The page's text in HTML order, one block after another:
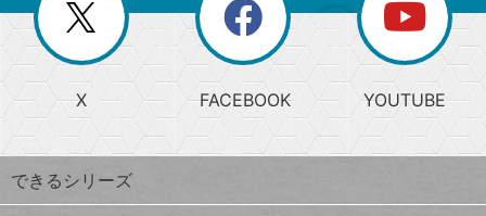
じ
る
search
検
索
上
昇
ワ
ー
ド
閉
じ
る
ー
か
ら
探
す
X FACEBOOK YOUTUBE
できるシリーズ